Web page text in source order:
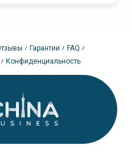
Гарантии
FAQ
Конфиденциальность